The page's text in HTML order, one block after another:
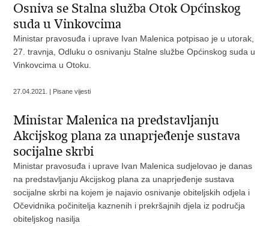
Osniva se Stalna služba Otok Općinskog
suda u Vinkovcima
Ministar pravosuđa i uprave Ivan Malenica potpisao je u utorak,
27. travnja, Odluku o osnivanju Stalne službe Općinskog suda u
Vinkovcima u Otoku.
27.04.2021. | Pisane vijesti
Ministar Malenica na predstavljanju
Akcijskog plana za unaprjeđenje sustava
socijalne skrbi
Ministar pravosuđa i uprave Ivan Malenica sudjelovao je danas
na predstavljanju Akcijskog plana za unaprjeđenje sustava
socijalne skrbi na kojem je najavio osnivanje obiteljskih odjela i
Očevidnika počinitelja kaznenih i prekršajnih djela iz područja
obiteljskog nasilja